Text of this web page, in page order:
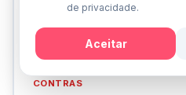
Excelente economia de
Sistema ciclone sem
Função antibactéria e filtro
CONTRAS
de privacidade.
Aceitar